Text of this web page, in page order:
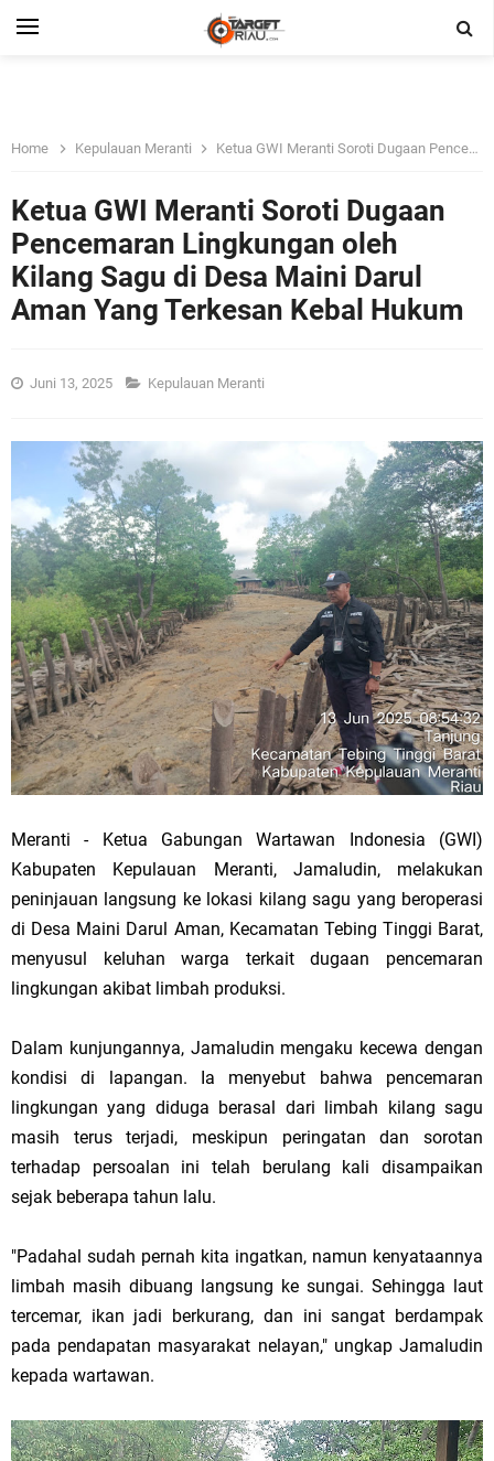
Home Kepulauan Meranti Ketua GWI Meranti Soroti Dugaan Pencemaran Lingkungan oleh Kilang Sagu di Desa Maini Darul Aman Yang Terkesan Kebal Hukum
Ketua GWI Meranti Soroti Dugaan
Pencemaran Lingkungan oleh
Kilang Sagu di Desa Maini Darul
Aman Yang Terkesan Kebal Hukum
Juni 13, 2025 Kepulauan Meranti
Meranti - Ketua Gabungan Wartawan Indonesia (GWI)
Kabupaten Kepulauan Meranti, Jamaludin, melakukan
peninjauan langsung ke lokasi kilang sagu yang beroperasi
di Desa Maini Darul Aman, Kecamatan Tebing Tinggi Barat,
menyusul keluhan warga terkait dugaan pencemaran
lingkungan akibat limbah produksi.
Dalam kunjungannya, Jamaludin mengaku kecewa dengan
kondisi di lapangan. Ia menyebut bahwa pencemaran
lingkungan yang diduga berasal dari limbah kilang sagu
masih terus terjadi, meskipun peringatan dan sorotan
terhadap persoalan ini telah berulang kali disampaikan
sejak beberapa tahun lalu.
"Padahal sudah pernah kita ingatkan, namun kenyataannya
limbah masih dibuang langsung ke sungai. Sehingga laut
tercemar, ikan jadi berkurang, dan ini sangat berdampak
pada pendapatan masyarakat nelayan," ungkap Jamaludin
kepada wartawan.